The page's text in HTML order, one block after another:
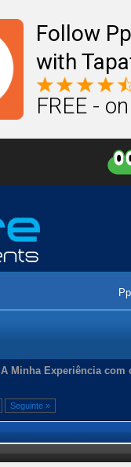
Follow
with
FREE -
A Minha Experiência com
Seguinte »